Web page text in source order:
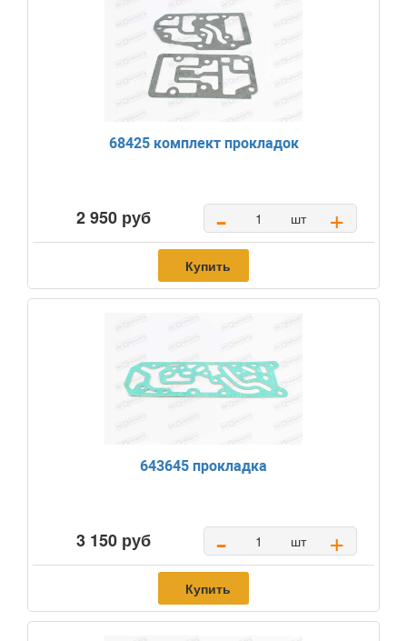
68425 комплект прокладок
2 950 руб - шт +
Купить
643645 прокладка
3 150 руб - шт +
Купить